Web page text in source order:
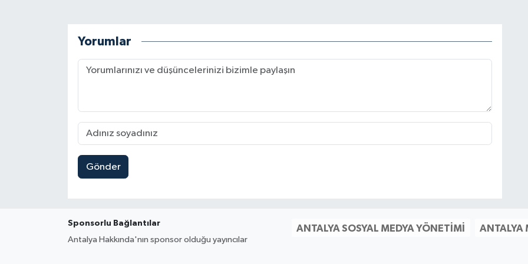
Yorumlar
Gönder
Sponsorlu Bağlantılar
Antalya Hakkında'nın sponsor olduğu yayıncılar
ANTALYA SOSYAL MEDYA YÖNETIMI ANTALYA